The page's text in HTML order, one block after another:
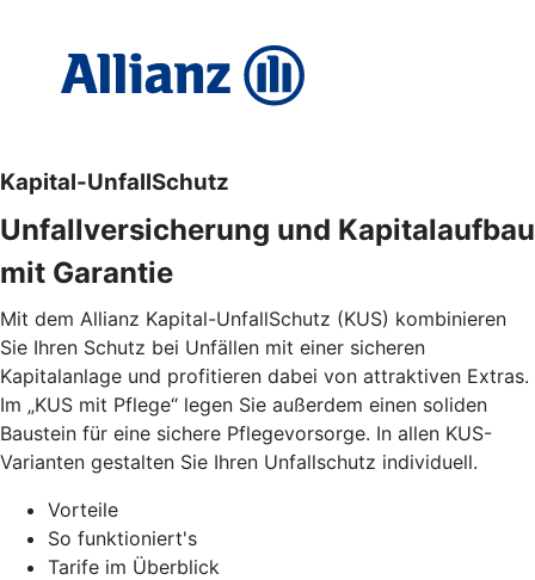
Kapital-UnfallSchutz
Unfallversicherung und Kapitalaufbau
mit Garantie
Mit dem Allianz Kapital-UnfallSchutz (KUS) kombinieren
Sie Ihren Schutz bei Unfällen mit einer sicheren
Kapitalanlage und profitieren dabei von attraktiven Extras.
Im „KUS mit Pflege“ legen Sie außerdem einen soliden
Baustein für eine sichere Pflegevorsorge. In allen KUS-
Varianten gestalten Sie Ihren Unfallschutz individuell.
Vorteile
So funktioniert's
Tarife im Überblick